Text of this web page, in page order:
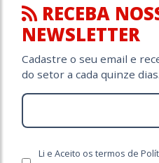
RECEBA
NEWSLETTER
Cadastre o seu email e
do setor a cada quinze dias.
Li e Aceito os termos de